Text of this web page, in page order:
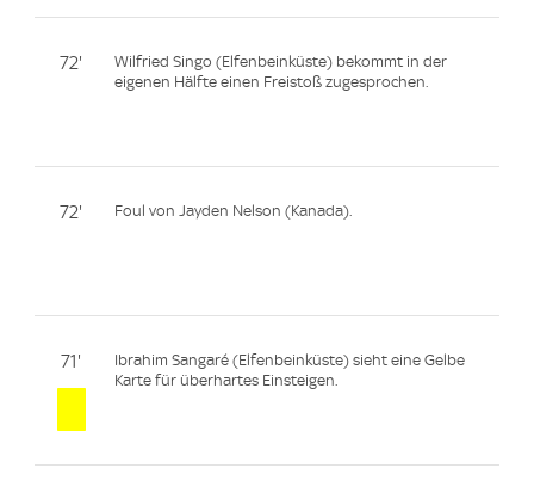
72'
Wilfried Singo (Elfenbeinküste) bekommt in der
eigenen Hälfte einen Freistoß zugesprochen.
72' Foul von Jayden Nelson (Kanada).
71'
Ibrahim Sangaré (Elfenbeinküste) sieht eine Gelbe
Karte für überhartes Einsteigen.